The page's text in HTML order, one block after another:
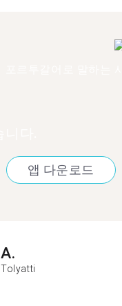
앱 다운로드
A.
Tolyatti